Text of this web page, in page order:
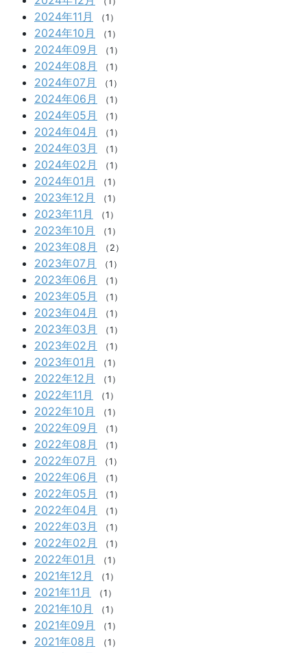
2024年11月 （1）
2024年10月 （1）
2024年09月 （1）
2024年08月 （1）
2024年07月 （1）
2024年06月 （1）
2024年05月 （1）
2024年04月 （1）
2024年03月 （1）
2024年02月 （1）
2024年01月 （1）
2023年12月 （1）
2023年11月 （1）
2023年10月 （1）
2023年08月 （2）
2023年07月 （1）
2023年06月 （1）
2023年05月 （1）
2023年04月 （1）
2023年03月 （1）
2023年02月 （1）
2023年01月 （1）
2022年12月 （1）
2022年11月 （1）
2022年10月 （1）
2022年09月 （1）
2022年08月 （1）
2022年07月 （1）
2022年06月 （1）
2022年05月 （1）
2022年04月 （1）
2022年03月 （1）
2022年02月 （1）
2022年01月 （1）
2021年12月 （1）
2021年11月 （1）
2021年10月 （1）
2021年09月 （1）
2021年08月 （1）